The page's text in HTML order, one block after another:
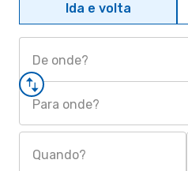
Ida e volta
De onde?
Para onde?
Quando?